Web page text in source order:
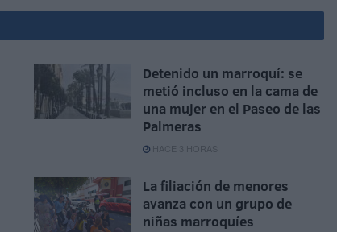
Detenido un marroquí: se
metió incluso en la cama de
una mujer en el Paseo de las
Palmeras
HACE 3 HORAS
La filiación de menores
avanza con un grupo de
niñas marroquíes